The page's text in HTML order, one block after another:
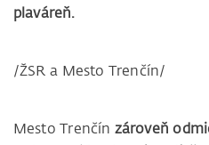
plaváreň.
/ŽSR a Mesto Trenčín/
Mesto Trenčín zároveň